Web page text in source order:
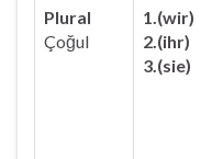
Plural
Çoğul
1.(wir)
2.(ihr)
3.(sie)